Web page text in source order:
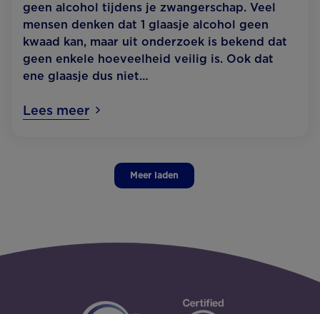
geen alcohol tijdens je zwangerschap. Veel
mensen denken dat 1 glaasje alcohol geen
kwaad kan, maar uit onderzoek is bekend dat
geen enkele hoeveelheid veilig is. Ook dat
ene glaasje dus niet…
Lees meer
Meer laden